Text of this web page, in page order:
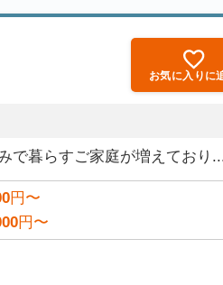
お気に入りに
で暮らすご家庭が増えており
円〜
円〜